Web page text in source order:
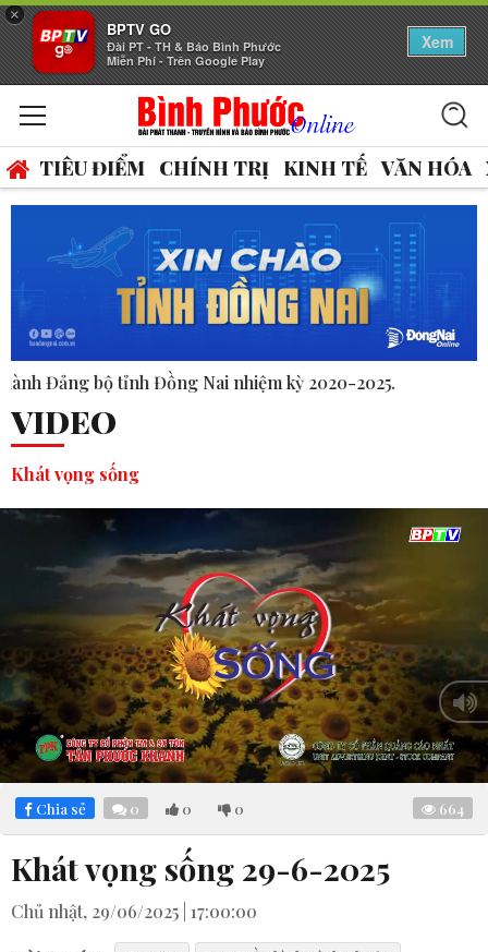
×
BPTV GO
Đài PT - TH & Báo Bình Phước
Miễn Phí - Trên Google Play
Xem
TIÊU ĐIỂM CHÍNH TRỊ KINH TẾ VĂN HÓA
2020-2025.
VIDEO
Khát vọng sống
Mute Loaded:
4.20%
Chia sẻ 0 0 0 664
Khát vọng sống 29-6-2025
Chủ nhật, 29/06/2025 | 17:00:00